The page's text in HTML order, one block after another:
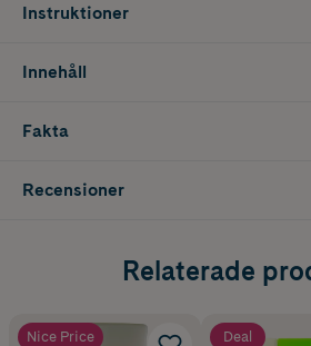
Instruktioner
Innehåll
Fakta
Recensioner
Relaterade
Nice Price Deal